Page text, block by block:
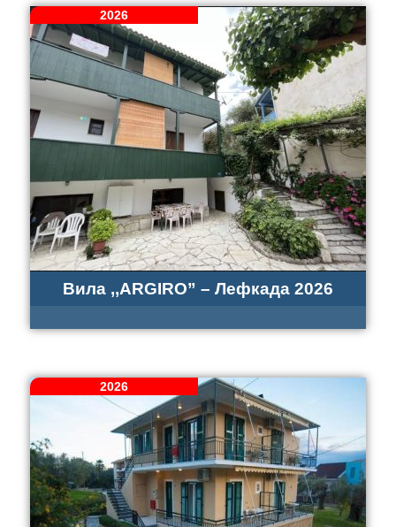
2026
Вила ,,ARGIRO” – Лефкада 2026
2026